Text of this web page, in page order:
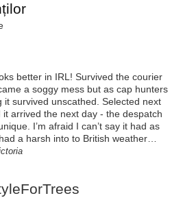
better in IRL! Survived the courier
a soggy mess but as cap hunters
it survived unscathed. Selected next
arrived the next day - the despatch
I’m afraid I can’t say it had as
a harsh into to British weather…